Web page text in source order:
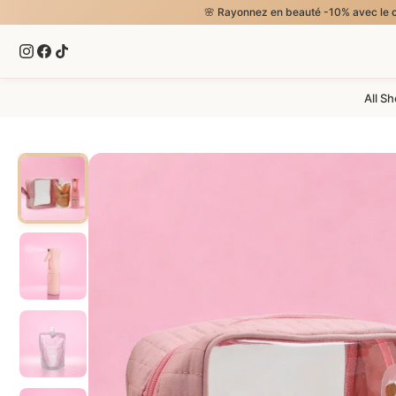
🌸 Rayonnez en beauté -10% avec le code
All